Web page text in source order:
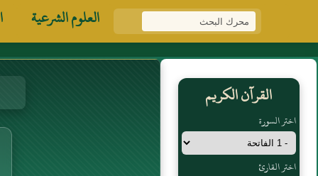
العلوم الشرعية
القرآن الكريم
اختر السورة
اختر القارئ